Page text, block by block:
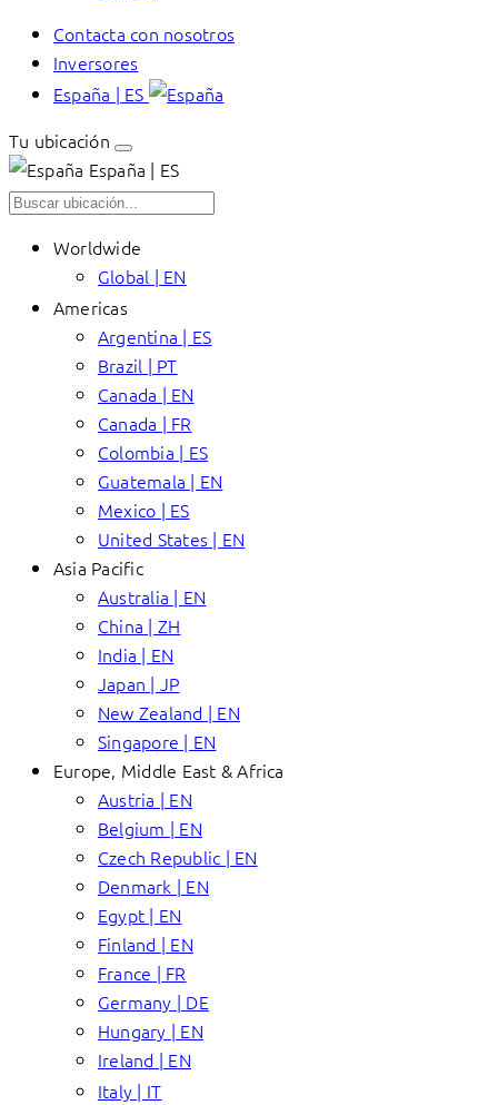
Contacta con nosotros
Inversores
España | ES
Tu ubicación
España | ES
Worldwide
Global | EN
Americas
Argentina | ES
Brazil | PT
Canada | EN
Canada | FR
Colombia | ES
Guatemala | EN
Mexico | ES
United States | EN
Asia Pacific
Australia | EN
China | ZH
India | EN
Japan | JP
New Zealand | EN
Singapore | EN
Europe, Middle East & Africa
Austria | EN
Belgium | EN
Czech Republic | EN
Denmark | EN
Egypt | EN
Finland | EN
France | FR
Germany | DE
Hungary | EN
Ireland | EN
Italy | IT